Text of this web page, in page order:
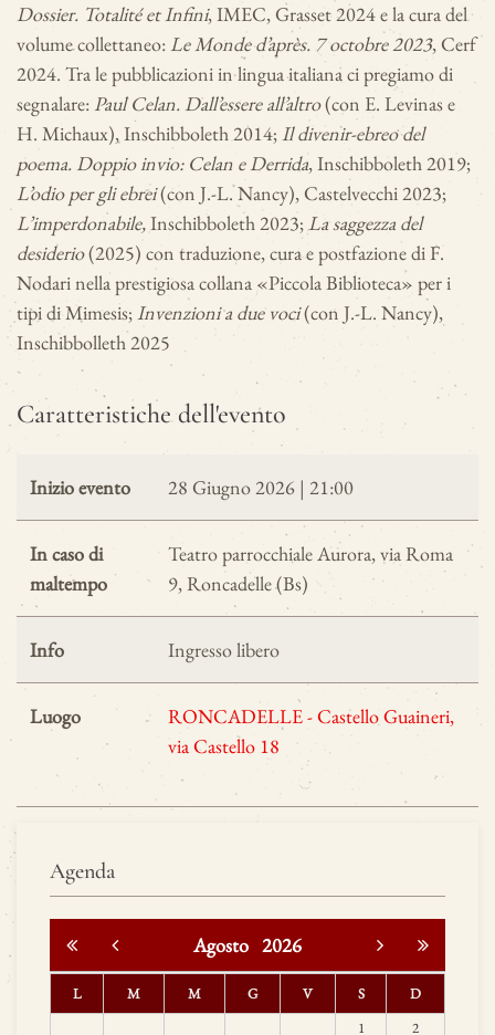
Dossier. Totalité et Infini, IMEC, Grasset 2024 e la cura del
volume collettaneo:Le Monde d’après. 7 octobre 2023, Cerf
2024. Tra le pubblicazioni in lingua italiana ci pregiamo di
segnalare:Paul Celan. Dall’essere all’altro(con E. Levinas e
H. Michaux), Inschibboleth 2014;Il divenir-ebreo del
poema. Doppio invio: Celan e Derrida, Inschibboleth 2019;
L’odio per gli ebrei(con J.-L. Nancy), Castelvecchi 2023;
L’imperdonabile,Inschibboleth 2023;La saggezza del
desiderio(2025) con traduzione, cura e postfazione di F.
Nodari nella prestigiosa collana «Piccola Biblioteca» per i
tipi di Mimesis;Invenzioni a due voci(con J.-L. Nancy),
Inschibbolleth 2025
Caratteristiche dell'evento
Inizio evento 28 Giugno 2026 | 21:00
In caso di
maltempo
Teatro parrocchiale Aurora, via Roma
9, Roncadelle (Bs)
Info Ingresso libero
Luogo
RONCADELLE - Castello Guaineri,
via Castello 18
Agenda
Agosto 2026
L M M G V S
D
1
2